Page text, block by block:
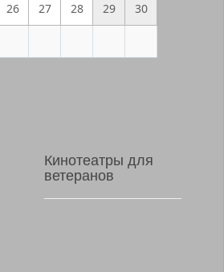
26 27 28 29 30
Кинотеатры для
ветеранов